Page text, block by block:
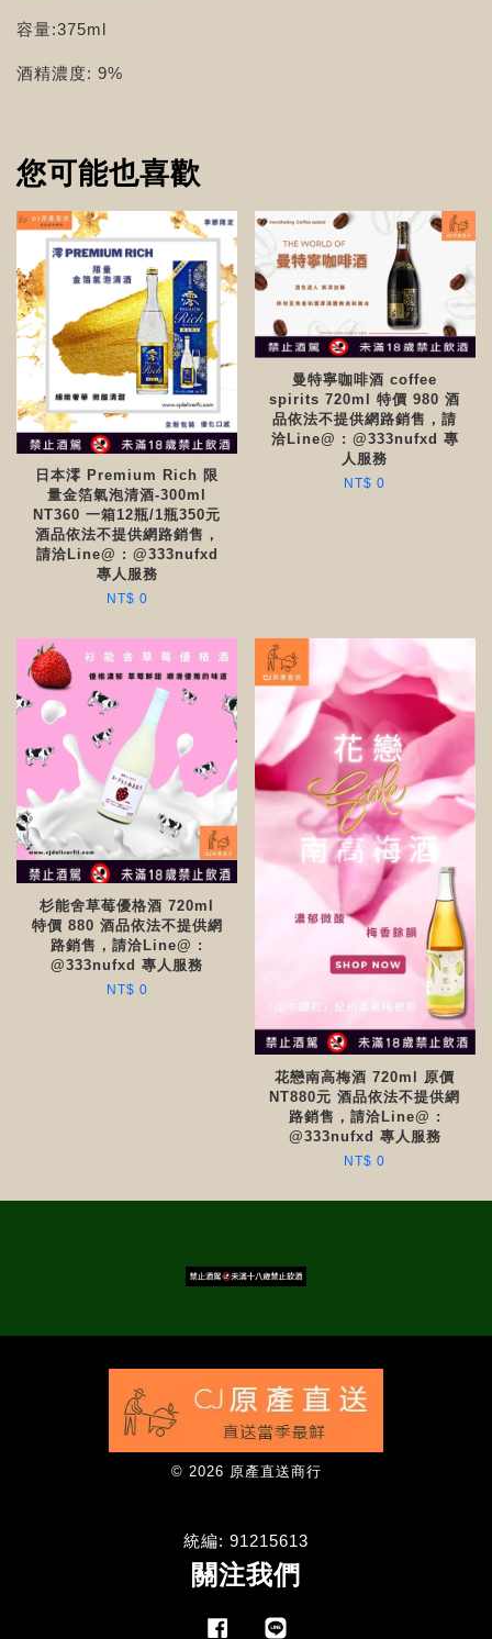
容量:375ml
酒精濃度: 9%
您可能也喜歡
日本澪 Premium Rich 限
量金箔氣泡清酒-300ml
NT360 一箱12瓶/1瓶350元
酒品依法不提供網路銷售，
請洽Line@ : @333nufxd
專人服務
NT$ 0
曼特寧咖啡酒 coffee
spirits 720ml 特價 980 酒
品依法不提供網路銷售，請
洽Line@ : @333nufxd 專
人服務
NT$ 0
杉能舍草莓優格酒 720ml
特價 880 酒品依法不提供網
路銷售，請洽Line@ :
@333nufxd 專人服務
NT$ 0
花戀南高梅酒 720ml 原價
NT880元 酒品依法不提供網
路銷售，請洽Line@ :
@333nufxd 專人服務
NT$ 0
© 2026 原產直送商行
統編: 91215613
關注我們
Facebook